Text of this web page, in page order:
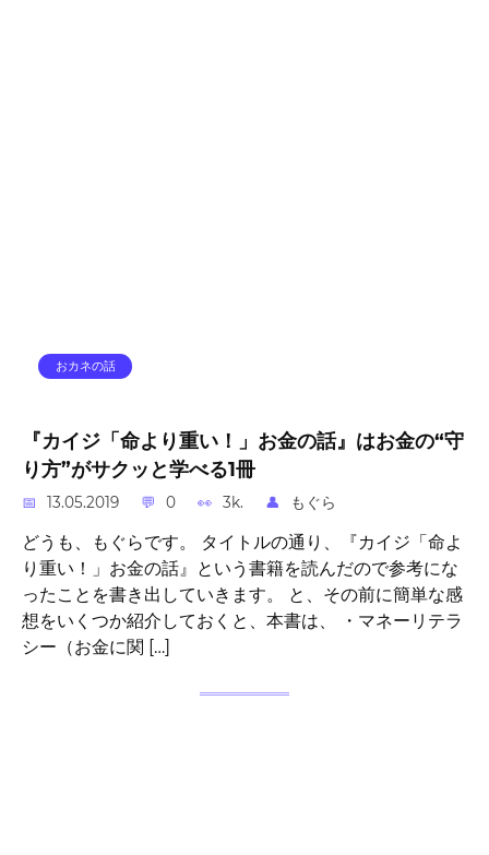
おカネの話
『カイジ「命より重い！」お金の話』はお金の“守
り方”がサクッと学べる1冊
13.05.2019 0 3k. もぐら
どうも、もぐらです。 タイトルの通り、『カイジ「命よ
り重い！」お金の話』という書籍を読んだので参考にな
ったことを書き出していきます。 と、その前に簡単な感
想をいくつか紹介しておくと、本書は、 ・マネーリテラ
シー（お金に関 […]